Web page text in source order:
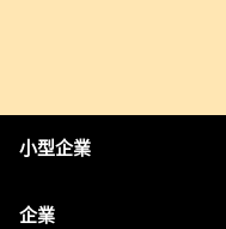
小型企業
企業